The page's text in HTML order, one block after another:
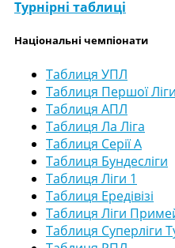
Турнірні таблиці
Національні чемпіонати
Таблиця УПЛ
Таблиця Першої Ліги
Таблиця АПЛ
Таблиця Ла Ліга
Таблиця Серії А
Таблиця Бундесліги
Таблиця Ліги 1
Таблиця Ередівізі
Таблиця Ліги
Таблиця Суперліги